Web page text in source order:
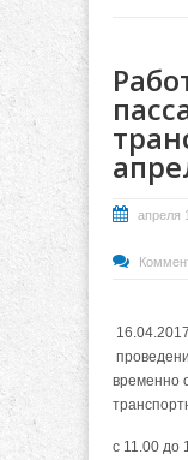
апреля
временно
с 11.00 до